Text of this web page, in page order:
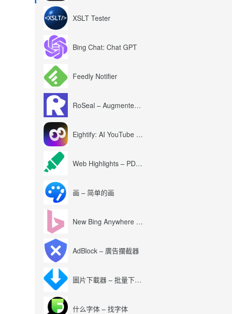
XSLT Tester
Bing Chat: Chat GPT
Feedly Notifier
RoSeal – Augmented Roblox Experience
Eightify: AI YouTube Summary with ChatGPT
Web Highlights – PDF & Web Highlighter
画 – 简单的画
New Bing Anywhere (Bing Chat GPT-4)
AdBlock – 廣告攔截器
圖片下載器 – 批量下載圖片
什么字体 – 找字体